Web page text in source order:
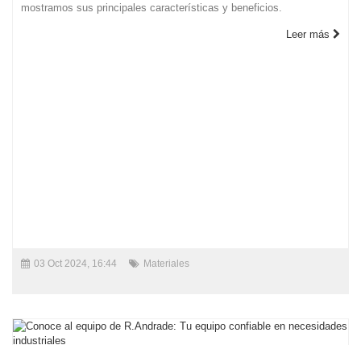
mostramos sus principales características y beneficios.
Leer más
03 Oct 2024, 16:44 Materiales